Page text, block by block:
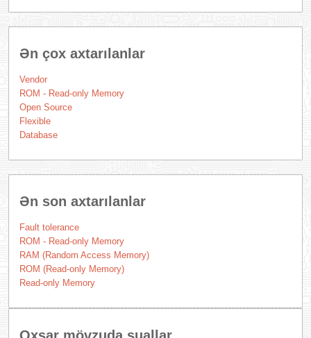
Ən çox axtarılanlar
Vendor
ROM - Read-only Memory
Open Source
Flexible
Database
Ən son axtarılanlar
Fault tolerance
ROM - Read-only Memory
RAM (Random Access Memory)
ROM (Read-only Memory)
Read-only Memory